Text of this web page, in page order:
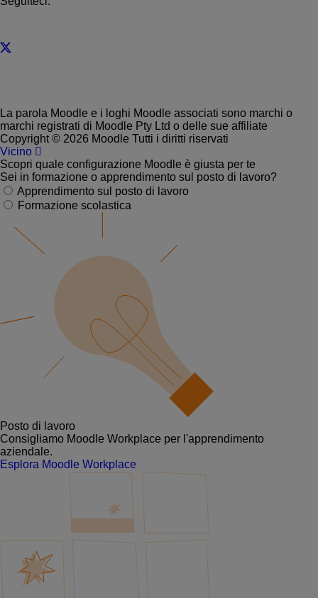
La parola Moodle e i loghi Moodle associati sono marchi o
marchi registrati di Moodle Pty Ltd o delle sue affiliate
Copyright © 2026 Moodle Tutti i diritti riservati
Vicino
Scopri quale configurazione Moodle è giusta per te
Sei in formazione o apprendimento sul posto di lavoro?
Apprendimento sul posto di lavoro
Formazione scolastica
Posto di lavoro
Consigliamo Moodle Workplace per l'apprendimento
aziendale.
Esplora Moodle Workplace